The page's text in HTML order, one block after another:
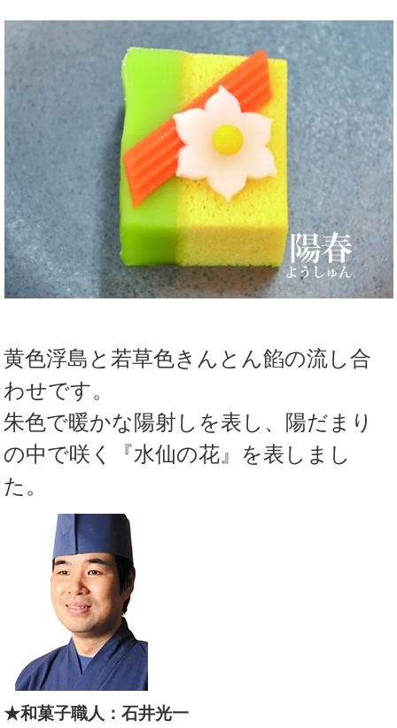
黄色浮島と若草色きんとん餡の流し合
わせです。
朱色で暖かな陽射しを表し、陽だまり
の中で咲く『水仙の花』を表しまし
た。
★和菓子職人：石井光一